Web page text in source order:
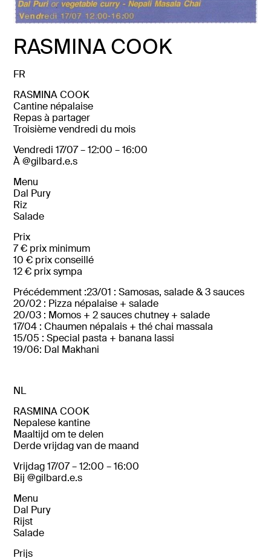
RASMINA COOK
FR
RASMINACOOK
Cantine népalaise
Repasà partager
Troisièmevendredidu mois
Vendredi 17/07 – 12:00 – 16:00
À @gilbard.e.s
Menu
Dal Pury
Riz
Salade
Prix
7 € prix minimum
10 € prixconseillé
12 € prixsympa
Précédemment :23/01 :Samosas,salade &3sauces
20/02 : Pizza népalaise +salade
20/03 : Momos + 2 sauces chutney + salade
17/04 : Chaumen népalais + thé chai massala
15/05 : Special pasta + banana lassi
19/06: Dal Makhani
NL
RASMINACOOK
Nepalese kantine
Maaltijdomtedelen
Derdevrijdagvande maand
Vrijdag 17/07 –12:00 –16:00
Bij @gilbard.e.s
Menu
Dal Pury
Rijst
Salade
Prijs